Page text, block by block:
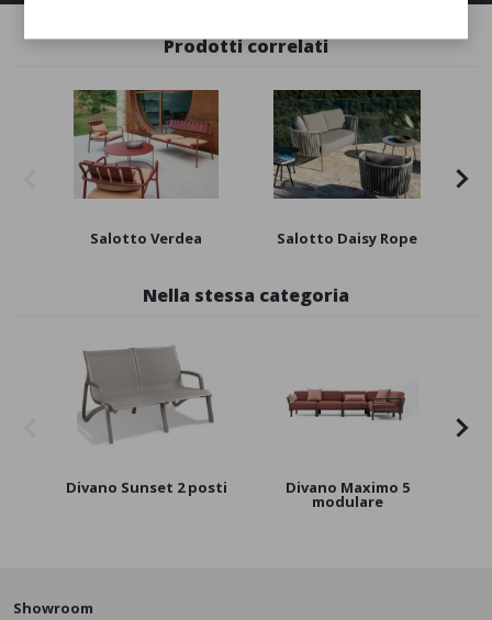
Prodotti correlati
Salotto Verdea Salotto Daisy Rope
Nella stessa categoria
Divano Sunset 2 posti Divano Maximo 5
modulare
Showroom